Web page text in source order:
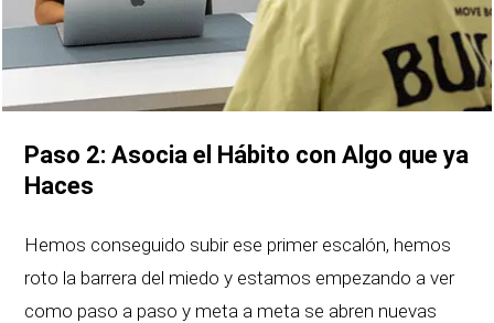
Paso 2: Asocia el Hábito con Algo que ya
Haces
Hemos conseguido subir ese primer escalón, hemos
roto la barrera del miedo y estamos empezando a ver
como paso a paso y meta a meta se abren nuevas